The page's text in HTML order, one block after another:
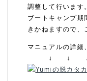
調整して行います
ブートキャンプ期
きかねますので、
マニュアルの詳細
↓ ↓